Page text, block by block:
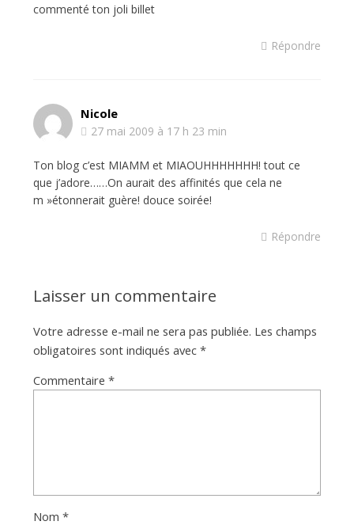
commenté ton joli billet
Répondre
Nicole
27 mai 2009 à 17 h 23 min
Ton blog c’est MIAMM et MIAOUHHHHHHH! tout ce
que j’adore……On aurait des affinités que cela ne
m »étonnerait guère! douce soirée!
Répondre
Laisser un commentaire
Votre adresse e-mail ne sera pas publiée. Les champs
obligatoires sont indiqués avec *
Commentaire *
Nom *